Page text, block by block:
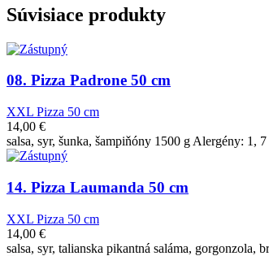
Súvisiace produkty
08. Pizza Padrone 50 cm
XXL Pizza 50 cm
14,00 €
salsa, syr, šunka, šampiňóny 1500 g Alergény: 1, 7
14. Pizza Laumanda 50 cm
XXL Pizza 50 cm
14,00 €
salsa, syr, talianska pikantná saláma, gorgonzola,